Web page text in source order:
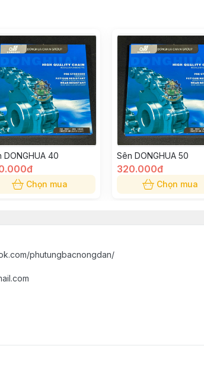
DONGHUA 40
Chọn mua
Sên DONGHUA 50
320.000đ
Chọn mua
phutungbacnongdan/